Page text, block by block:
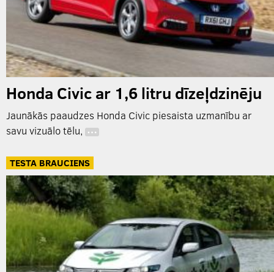
Honda Civic ar 1,6 litru dīzeļdzinēju
Jaunākās paaudzes Honda Civic piesaista uzmanību ar
savu vizuālo tēlu, …
TESTA BRAUCIENS